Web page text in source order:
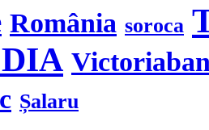
România soroca
Șalaru